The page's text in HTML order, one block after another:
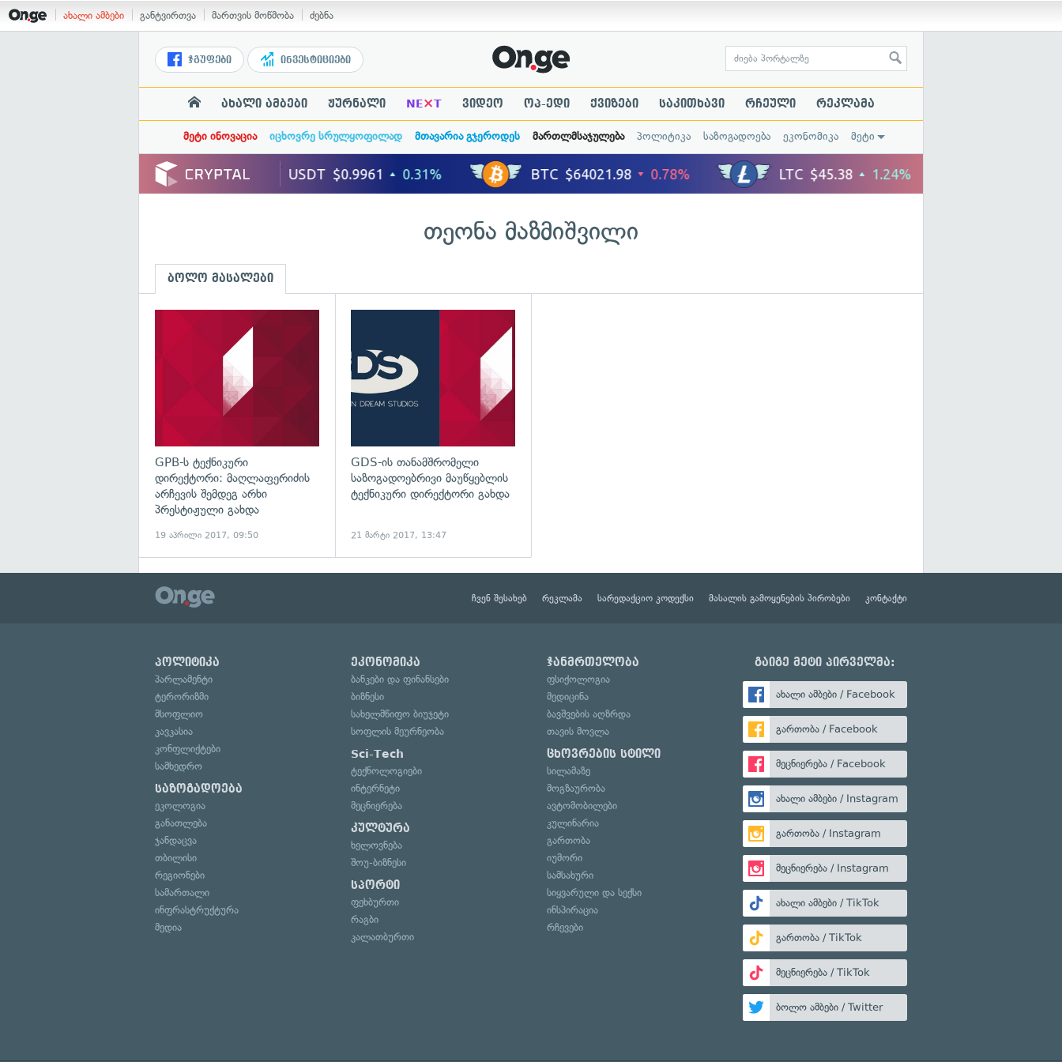
ახალი ამბები განტვირთვა მართვის მოწმობა ძებნა
ჯგუფები ინვესტიციები
ახალი ამბები ჟურნალი NE×T ვიდეო ოპ-ედი ქვიზები საკითხავი რჩეული რეკლამა
მეტი ინოვაცია იცხოვრე სრულყოფილად მთავარია გჯეროდეს მართლმსაჯულება პოლიტიკა საზოგადოება ეკონომიკა მეტი
თეონა მაზმიშვილი
ბოლო მასალები
GPB-ს ტექნიკური
დირექტორი: მაღლაფერიძის
არჩევის შემდეგ არხი
პრესტიჟული გახდა
19 აპრილი 2017, 09:50
GDS-ის თანამშრომელი
საზოგადოებრივი მაუწყებლის
ტექნიკური დირექტორი გახდა
21 მარტი 2017, 13:47
ჩვენ შესახებ რეკლამა სარედაქციო კოდექსი მასალის გამოყენების პირობები კონტაქტი
პოლიტიკა
პარლამენტი
ტერორიზმი
მსოფლიო
კავკასია
კონფლიქტები
სამხედრო
საზოგადოება
ეკოლოგია
განათლება
ჯანდაცვა
თბილისი
რეგიონები
სამართალი
ინფრასტრუქტურა
მედია
ეკონომიკა
ბანკები და ფინანსები
ბიზნესი
სახელმწიფო ბიუჯეტი
სოფლის მეურნეობა
Sci-Tech
ტექნოლოგიები
ინტერნეტი
მეცნიერება
კულტურა
ხელოვნება
შოუ-ბიზნესი
სპორტი
ფეხბურთი
რაგბი
კალათბურთი
ჯანმრთელობა
ფსიქოლოგია
მედიცინა
ბავშვების აღზრდა
თავის მოვლა
ცხოვრების სტილი
სილამაზე
მოგზაურობა
ავტომობილები
კულინარია
გართობა
იუმორი
სამსახური
სიყვარული და სექსი
ინსპირაცია
რჩევები
გაიგე მეტი პირველმა:
ახალი ამბები / Facebook
გართობა / Facebook
მეცნიერება / Facebook
ახალი ამბები / Instagram
გართობა / Instagram
მეცნიერება / Instagram
ახალი ამბები / TikTok
გართობა / TikTok
მეცნიერება / TikTok
ბოლო ამბები / Twitter